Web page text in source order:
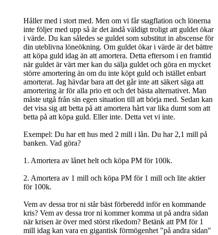
Håller med i stort med. Men om vi får stagflation och lönerna
inte följer med upp så är det ändå väldigt troligt att guldet ökar
i värde. Du kan således se guldet som substitut in abscense för
din uteblivna löneökning. Om guldet ökar i värde är det bättre
att köpa guld idag än att amortera. Detta eftersom i en framtid
när guldet är värt mer kan du sälja guldet och göra en mycket
större amortering än om du inte köpt guld och istället enbart
amorterat. Jag hävdar bara att det går inte att säkert säga att
amortering är för alla prio ett och det bästa alternativet. Man
måste utgå från sin egen situation till att börja med. Sedan kan
det visa sig att betta på att amortera hårt var lika dumt som att
betta på att köpa guld. Eller inte. Detta vet vi inte.
Exempel: Du har ett hus med 2 mill i lån. Du har 2,1 mill på
banken. Vad göra?
1. Amortera av lånet helt och köpa PM för 100k.
2. Amortera av 1 mill och köpa PM för 1 mill och lite aktier
för 100k.
Vem av dessa tror ni står bäst förberedd inför en kommande
kris? Vem av dessa tror ni kommer komma ut på andra sidan
när krisen är över med störst rikedom? Betänk att PM för 1
mill idag kan vara en gigantisk förmögenhet "på andra sidan"